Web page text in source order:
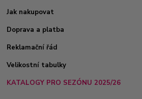
Jak nakupovat
Doprava a platba
Reklamační řád
Velikostní tabulky
KATALOGY PRO SEZÓNU 2025/26